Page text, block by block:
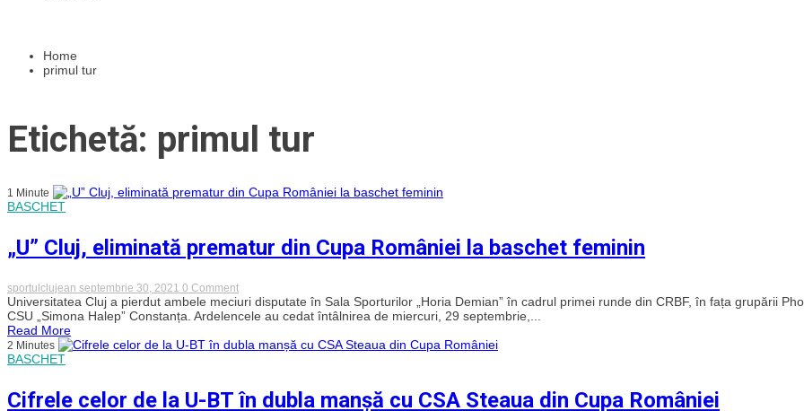
Home
primul tur
Etichetă: primul tur
1 Minute
BASCHET
„U” Cluj, eliminată prematur din Cupa României la baschet feminin
sportulclujean septembrie 30, 2021 0 Commenton
„U”
Cluj,
eliminată
din
baschet
Universitatea Cluj a pierdut ambele meciuri disputate în Sala Sporturilor „Horia Demian” în cadrul primei runde din CRBF, în fața grupării
CSU „Simona Halep” Constanța. Ardelencele au cedat întâlnirea de miercuri, 29 septembrie,...
Read More
2 Minutes
BASCHET
Cifrele celor de la U-BT în dubla manșă cu CSA Steaua din Cupa României